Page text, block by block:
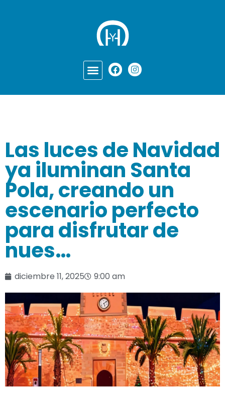
Las luces de Navidad
ya iluminan Santa
Pola, creando un
escenario perfecto
para disfrutar de
nues…
diciembre 11, 2025 9:00 am